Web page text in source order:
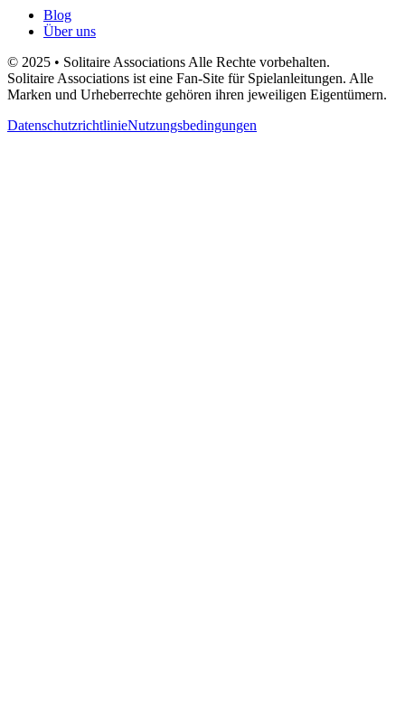
Blog
Über uns
© 2025 • Solitaire Associations Alle Rechte vorbehalten.
Solitaire Associations ist eine Fan-Site für Spielanleitungen. Alle
Marken und Urheberrechte gehören ihren jeweiligen Eigentümern.
DatenschutzrichtlinieNutzungsbedingungen